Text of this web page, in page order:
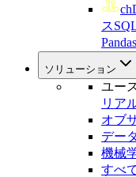
ス
ソリューション
ユー
リア
オブ
デー
機械
すべ